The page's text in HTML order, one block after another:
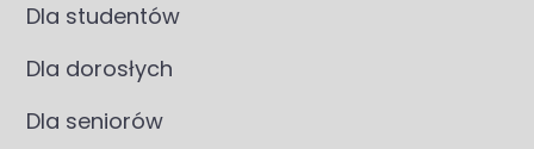
Dla studentów
Dla dorosłych
Dla seniorów